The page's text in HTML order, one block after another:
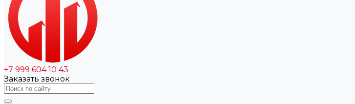
+7 999 604 10 43
Заказать звонок